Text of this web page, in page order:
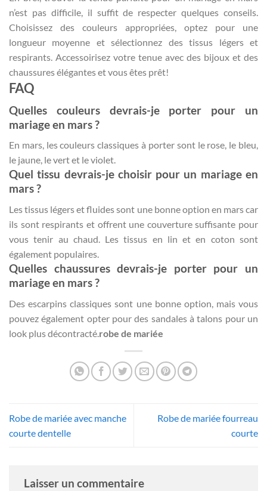
n’est pas difficile, il suffit de respecter quelques conseils.
Choisissez des couleurs appropriées, optez pour une
longueur moyenne et sélectionnez des tissus légers et
respirants. Accessoirisez votre tenue avec des bijoux et des
chaussures élégantes et vous êtes prêt!
FAQ
Quelles couleurs devrais-je porter pour un
mariage en mars ?
En mars, les couleurs classiques à porter sont le rose, le bleu,
le jaune, le vert et le violet.
Quel tissu devrais-je choisir pour un mariage en
mars ?
Les tissus légers et fluides sont une bonne option en mars car
ils sont respirants et offrent une couverture suffisante pour
vous tenir au chaud. Les tissus en lin et en coton sont
également populaires.
Quelles chaussures devrais-je porter pour un
mariage en mars ?
Des escarpins classiques sont une bonne option, mais vous
pouvez également opter pour des sandales à talons pour un
look plus décontracté. robe de mariée
Robe de mariée avec manche
courte dentelle
Robe de mariée fourreau
courte
Laisser un commentaire